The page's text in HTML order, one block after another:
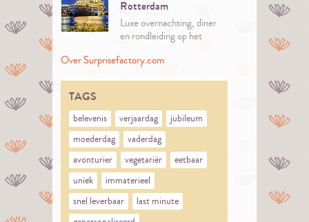
Rotterdam
Luxe overnachting, diner
en rondleiding op het
Over Surprisefactory.com
TAGS
belevenis verjaardag
jubileum
moederdag
vaderdag
avonturier
vegetariër
eetbaar
uniek
immaterieel
snel leverbaar
last minute